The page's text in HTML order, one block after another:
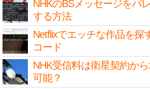
NHKのBSメッセージをバ
する方法
Netflixでエッチな作品を探
コード
NHK受信料は衛星契約か
可能？